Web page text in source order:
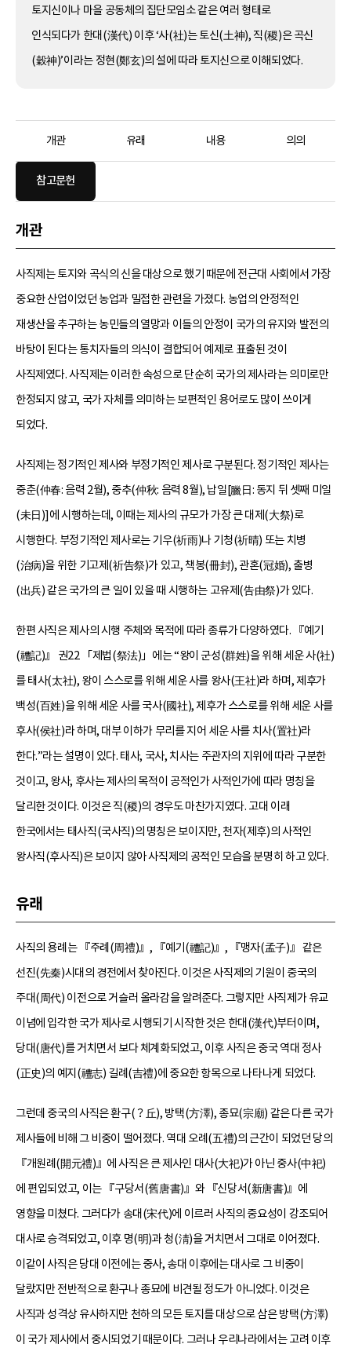
토지신이나 마을 공동체의 집단모임소 같은 여러 형태로
인식되다가 한대(漢代) 이후 ‘사(社)는 토신(土神), 직(稷)은 곡신
(穀神)’이라는 정현(鄭玄)의 설에 따라 토지신으로 이해되었다.
개관 유래 내용 의의
참고문헌
개관
사직제는 토지와 곡식의 신을 대상으로 했기 때문에 전근대 사회에서 가장
중요한 산업이었던 농업과 밀접한 관련을 가졌다. 농업의 안정적인
재생산을 추구하는 농민들의 열망과 이들의 안정이 국가의 유지와 발전의
바탕이 된다는 통치자들의 의식이 결합되어 예제로 표출된 것이
사직제였다. 사직제는 이러한 속성으로 단순히 국가의 제사라는 의미로만
한정되지 않고, 국가 자체를 의미하는 보편적인 용어로도 많이 쓰이게
되었다.
사직제는 정기적인 제사와 부정기적인 제사로 구분된다. 정기적인 제사는
중춘(仲春: 음력 2월), 중추(仲秋: 음력 8월), 납일[臘日: 동지 뒤 셋째 미일
(未日)]에 시행하는데, 이때는 제사의 규모가 가장 큰 대제(大祭)로
시행한다. 부정기적인 제사로는 기우(祈雨)나 기청(祈晴) 또는 치병
(治病)을 위한 기고제(祈告祭)가 있고, 책봉(冊封), 관혼(冠婚), 출병
(出兵) 같은 국가의 큰 일이 있을 때 시행하는 고유제(告由祭)가 있다.
한편 사직은 제사의 시행 주체와 목적에 따라 종류가 다양하였다. 『예기
(禮記)』 권22 「제법(祭法)」에는 “왕이 군성(群姓)을 위해 세운 사(社)
를 태사(太社), 왕이 스스로를 위해 세운 사를 왕사(王社)라 하며, 제후가
백성(百姓)을 위해 세운 사를 국사(國社), 제후가 스스로를 위해 세운 사를
후사(侯社)라 하며, 대부 이하가 무리를 지어 세운 사를 치사(置社)라
한다.”라는 설명이 있다. 태사, 국사, 치사는 주관자의 지위에 따라 구분한
것이고, 왕사, 후사는 제사의 목적이 공적인가 사적인가에 따라 명칭을
달리한 것이다. 이것은 직(稷)의 경우도 마찬가지였다. 고대 이래
한국에서는 태사직(국사직)의 명칭은 보이지만, 천자(제후)의 사적인
왕사직(후사직)은 보이지 않아 사직제의 공적인 모습을 분명히 하고 있다.
유래
사직의 용례는 『주례(周禮)』, 『예기(禮記)』, 『맹자(孟子)』 같은
선진(先秦)시대의 경전에서 찾아진다. 이것은 사직제의 기원이 중국의
주대(周代) 이전으로 거슬러 올라감을 알려준다. 그렇지만 사직제가 유교
이념에 입각한 국가 제사로 시행되기 시작한 것은 한대(漢代)부터이며,
당대(唐代)를 거치면서 보다 체계화되었고, 이후 사직은 중국 역대 정사
(正史)의 예지(禮志) 길례(吉禮)에 중요한 항목으로 나타나게 되었다.
그런데 중국의 사직은 환구(？丘), 방택(方澤), 종묘(宗廟) 같은 다른 국가
제사들에 비해 그 비중이 떨어졌다. 역대 오례(五禮)의 근간이 되었던 당의
『개원례(開元禮)』에 사직은 큰 제사인 대사(大祀)가 아닌 중사(中祀)
에 편입되었고, 이는 『구당서(舊唐書)』와 『신당서(新唐書)』에
영향을 미쳤다. 그러다가 송대(宋代)에 이르러 사직의 중요성이 강조되어
대사로 승격되었고, 이후 명(明)과 청(淸)을 거치면서 그대로 이어졌다.
이같이 사직은 당대 이전에는 중사, 송대 이후에는 대사로 그 비중이
달랐지만 전반적으로 환구나 종묘에 비견될 정도가 아니었다. 이것은
사직과 성격상 유사하지만 천하의 모든 토지를 대상으로 삼은 방택(方澤)
이 국가 제사에서 중시되었기 때문이다. 그러나 우리나라에서는 고려 이후